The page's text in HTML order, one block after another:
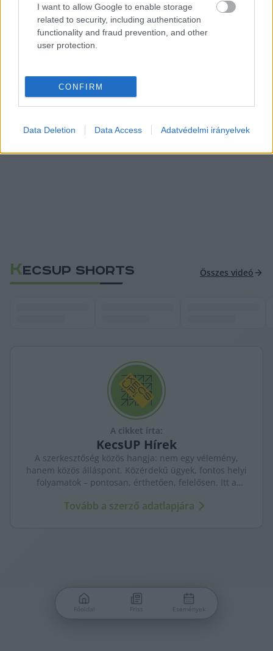
I want to allow Google to enable storage
related to security, including authentication
functionality and fraud prevention, and other
user protection.
CONFIRM
Data Deletion Data Access Adatvédelmi irányelvek
befutott már olyan vélemény, amely szerint ez a
műsor nem túl izgalmas, és ez csak azért
lehetséges, mert a szervezők talán úgy vélték,
helye, amelyet már nagy csinnadrattával
beharangoztak Európa legnagyobb
kommentben
Facebook oldalunkon a cikk alá.
KECSUP SHORTS Összes videó
A cikket írta:
KecsUP Hírek
A szerkesztőség közös hangja: nem egy vélemény,
hanem közös álláspont. Közérdekű ügyek, fontos helyi
folyamatok – pontosan, érthetően, felelősen. Itt a
Tovább a szerző adatlapjára
Főoldal Friss Események